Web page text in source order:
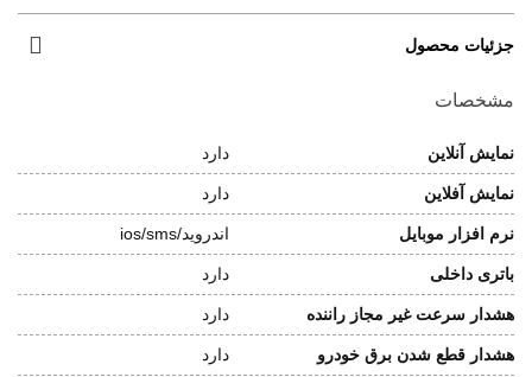
جزئیات محصول
مشخصات
نمایش آنلاین دارد
نمایش آفلاین دارد
نرم افزار موبایل اندروید/ios/sms
باتری داخلی دارد
هشدار سرعت غیر مجاز راننده دارد
هشدار قطع شدن برق خودرو دارد